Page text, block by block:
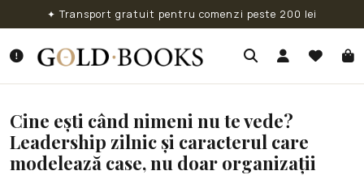
✦ Transport gratuit pentru comenzi peste 200 lei
Cine ești când nimeni nu te vede?
Leadership zilnic și caracterul care
modelează case, nu doar organizații